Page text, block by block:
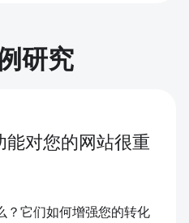
研究
能对您的网站很重
？它们如何增强您的转化